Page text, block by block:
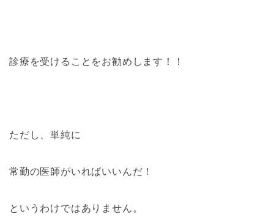
診療を受けることをお勧めします！！
ただし、単純に
常勤の医師がいればいいんだ！
というわけではありません。